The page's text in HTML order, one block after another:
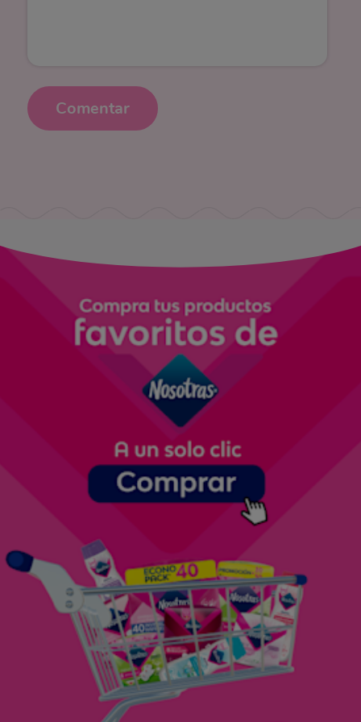
tu energía de acción. La casa nos muestra el área
de nuestra vida a la cual le entregamos esa energía
expansión, crecimiento, capacidad de comprensión y
sabiduría, amor a la libertad y positivismo.
Mitológicamente – Guardián de la ley, protector de
– El signo indica cómo te
expandes y cuáles son tus creencias o valores más
importantes. La casa nos muestra el área de
nuestras vidas donde buscamos la expansión.
Saturnoes el planeta que se encarga de la formación
a través de la restricción, disciplina y rigidez. Es el
planeta del karma material, nos ayuda a desarrollar la
disciplina, el sentimiento del deber y a concretar
nuestras ideas. Nos despierta la realidad. Representa
Comentar